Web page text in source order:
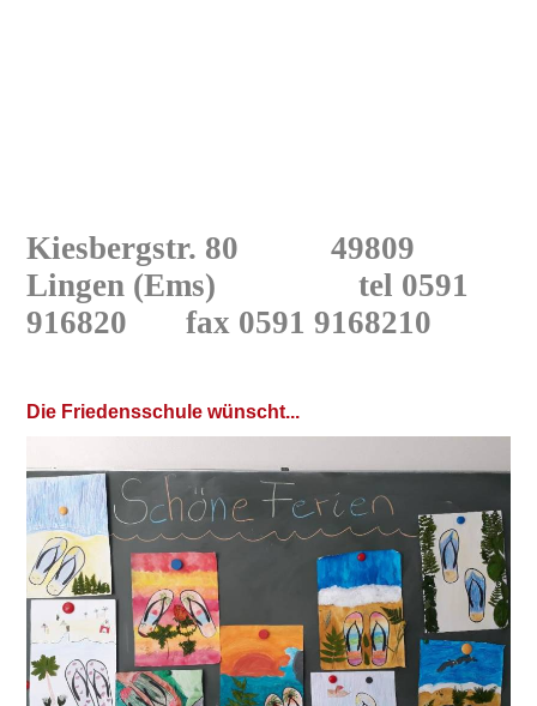
Kiesbergstr. 80 49809
Lingen (Ems) tel 0591
916820 fax 0591 9168210
Die Friedensschule wünscht...